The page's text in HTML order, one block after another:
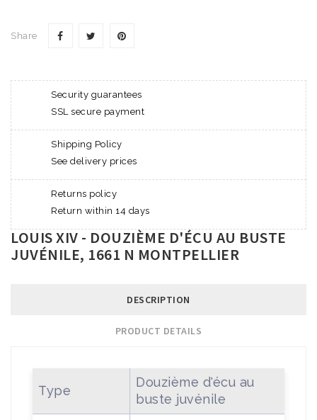
Share
Security guarantees
SSL secure payment
Shipping Policy
See delivery prices
Returns policy
Return within 14 days
LOUIS XIV - DOUZIÈME D'ÉCU AU BUSTE
JUVÉNILE, 1661 N MONTPELLIER
DESCRIPTION
PRODUCT DETAILS
Type
Douzième d'écu au
buste juvénile